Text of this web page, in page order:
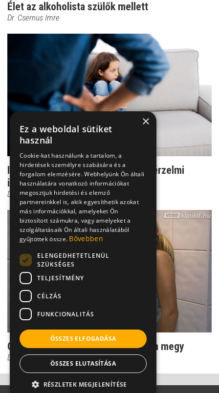
Élet az alkoholista szülők mellett
Dr. Csernus Imre
Ilyen nehézségeket is okozhat az érzelmi
intelligencia hiány...
Dr. Csernus Imre
Gyógyulás bulimiából: egyedül nem megy
Dr. Csernus Imre
×
Ez a weboldal sütiket
használ
Cookie-kat használunk a tartalom, a
hirdetések személyre szabására és a
forgalom elemzésére. Webhelyünk Ön általi
használatára vonatkozó információkat
megosztjuk hirdetési és elemző
partnereinkkel is, akik egyesíthetik azokat
más információkkal, amelyeket Ön
biztosított számukra, vagy amelyeket a
szolgáltatásaik Ön általi használatából
gyűjtöttek össze. Bővebben
ELENGEDHETETLENÜL
SZÜKSÉGES
TELJESÍTMÉNY
CÉLZÁS
FUNKCIONALITÁS
ÖSSZES ELFOGADÁSA
ÖSSZES ELUTASÍTÁSA
RÉSZLETEK MEGJELENÍTÉSE